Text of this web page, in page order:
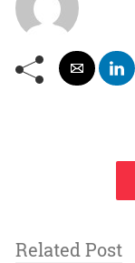
Related Post